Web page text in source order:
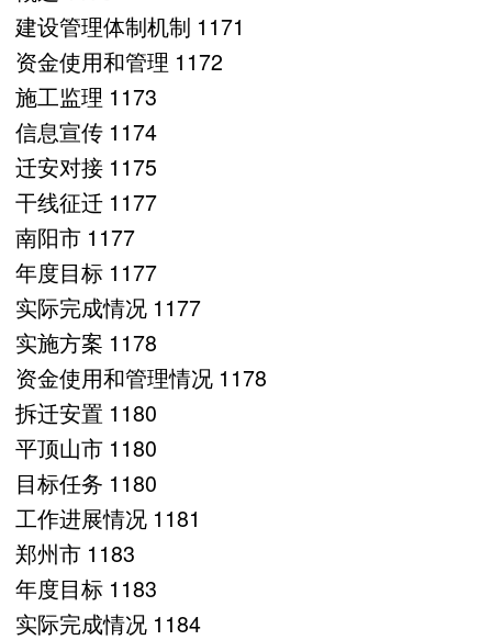
建设管理体制机制 1171
资金使用和管理 1172
施工监理 1173
信息宣传 1174
迁安对接 1175
干线征迁 1177
南阳市 1177
年度目标 1177
实际完成情况 1177
实施方案 1178
资金使用和管理情况 1178
拆迁安置 1180
平顶山市 1180
目标任务 1180
工作进展情况 1181
郑州市 1183
年度目标 1183
实际完成情况 1184